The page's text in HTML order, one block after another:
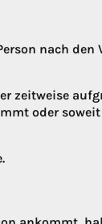
nach den
zeitweise
oder